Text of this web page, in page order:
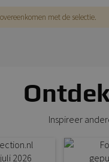
met de selectie.
Inspireer